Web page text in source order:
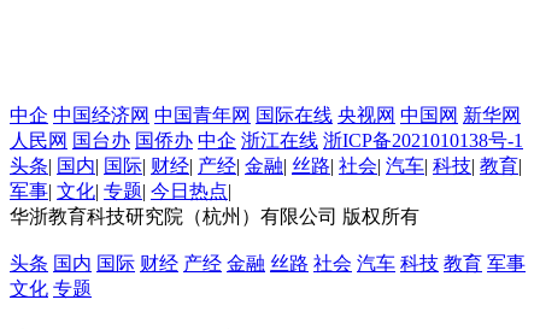
中企 中国经济网 中国青年网 国际在线 央视网 中国网 新华网
人民网 国台办 国侨办 中企 浙江在线 浙ICP备2021010138号-1
头条| 国内| 国际| 财经| 产经| 金融| 丝路| 社会| 汽车| 科技| 教育|
军事| 文化| 专题| 今日热点|
华浙教育科技研究院（杭州）有限公司 版权所有
头条 国内 国际 财经 产经 金融 丝路 社会 汽车 科技 教育 军事
文化 专题